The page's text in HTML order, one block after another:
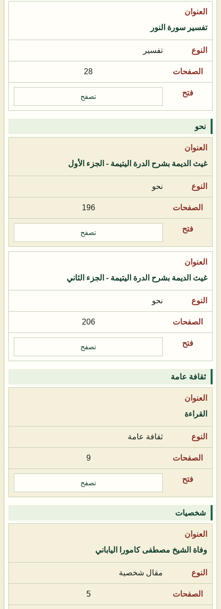
تفسير سورة النور
تفسير
28
تصفح
نحو
غيث الديمة بشرح الدرة اليتيمة - الجزء الأول
نحو
196
تصفح
غيث الديمة بشرح الدرة اليتيمة - الجزء الثاني
نحو
206
تصفح
ثقافة عامة
القراءة
ثقافة عامة
9
تصفح
شخصيات
وفاة الشيخ مصطفى كامورا الياباني
مقال شخصية
5